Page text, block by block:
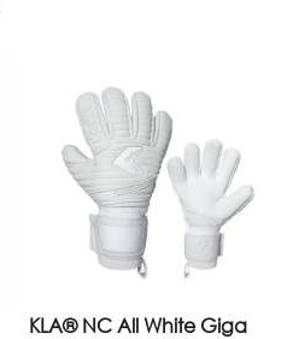
KLA® NC All White Giga